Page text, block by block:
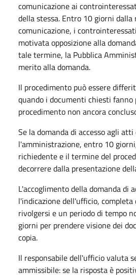
comunicazione ai
della stessa. Entro 10 giorni dalla
comunicazione, i
motivata opposizione alla
tale termine, la Pubblica
merito alla domanda.
Il procedimento può essere
quando i documenti chiesti fanno
procedimento non ancora
Se la domanda di accesso agli
l'amministrazione, entro 10
richiedente e il termine del
decorrere dalla presentazione
L'accoglimento della domanda di
l'indicazione dell'ufficio, completa
rivolgersi e un periodo di tempo
giorni per prendere visione dei
copia.
Il responsabile dell'ufficio valuta
ammissibile: se la risposta è